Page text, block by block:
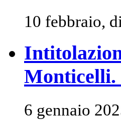
10 febbraio,
Monticelli.
6 gennaio